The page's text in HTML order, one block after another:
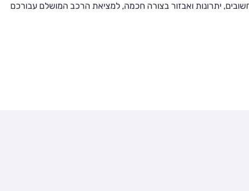
יתרונות ואבזור בצורה חכמה, למציאת הרכב המושלם עבורכם